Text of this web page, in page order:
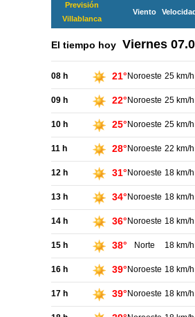
Previsión
Villablanca
Viento Velocidad
El tiempo hoy Viernes
08 h 21° Noroeste 25 km/h
09 h 22° Noroeste 25 km/h
10 h 25° Noroeste 25 km/h
11 h 28° Noroeste 22 km/h
12 h 31° Noroeste 18 km/h
13 h 34° Noroeste 18 km/h
14 h 36° Noroeste 18 km/h
15 h 38° Norte 18 km/h
16 h 39° Noroeste 18 km/h
17 h 39° Noroeste 18 km/h